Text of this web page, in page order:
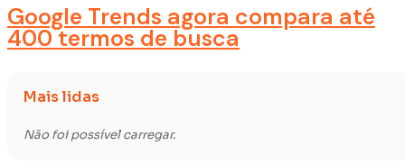
Google Trends agora compara até
400 termos de busca
Mais lidas
Não foi possível carregar.